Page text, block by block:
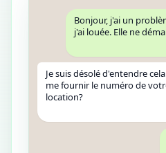
Bonjour, j'ai un
j'ai louée. Elle ne
Je suis désolé d'entendre
me fournir le numéro de
location?